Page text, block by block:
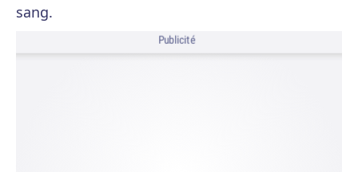
sang.
Publicité